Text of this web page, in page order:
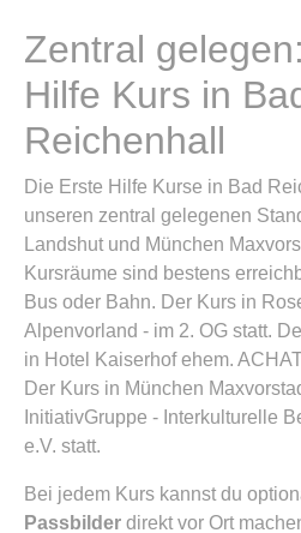
Zentral
Hilfe Kurs in
Reichenhall
Die Erste Hilfe Kurse in Bad
unseren zentral gelegenen
Landshut und München
Kursräume sind bestens
Bus oder Bahn. Der Kurs in
Alpenvorland - im 2. OG statt.
in Hotel Kaiserhof ehem.
Der Kurs in München
InitiativGruppe - Interkulturelle
e.V. statt.
Bei jedem Kurs kannst du
Passbilder direkt vor Ort